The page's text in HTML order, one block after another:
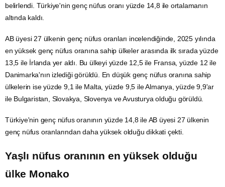
belirlendi. Türkiye'nin genç nüfus oranı yüzde 14,8 ile ortalamanın
altında kaldı.
AB üyesi 27 ülkenin genç nüfus oranları incelendiğinde, 2025 yılında
en yüksek genç nüfus oranına sahip ülkeler arasında ilk sırada yüzde
13,5 ile İrlandayer aldı. Bu ülkeyi yüzde 12,5 ile Fransa, yüzde 12 ile
Danimarka'nın izlediği görüldü. En düşük genç nüfus oranına sahip
ülkelerin ise yüzde 9,1 ile Malta, yüzde 9,5 ile Almanya, yüzde 9,9'ar
ile Bulgaristan, Slovakya, Slovenya veAvusturyaolduğu görüldü.
Türkiye'nin genç nüfus oranının yüzde 14,8 ile AB üyesi 27 ülkenin
genç nüfus oranlarından daha yüksek olduğu dikkati çekti.
Yaşlı nüfus oranının en yüksek olduğu
ülke Monako